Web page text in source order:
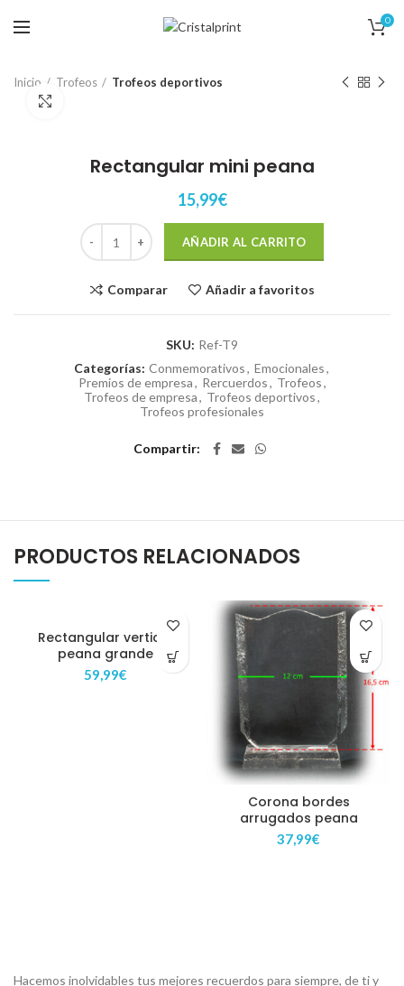
0
Inicio Trofeos
Trofeos deportivos
Rectangular mini peana
15,99€
Rectangular mini peana cantidad
AÑADIR AL CARRITO
Comparar Añadir a favoritos
SKU: Ref-T9
Categorías: Conmemorativos, Emocionales,
Premios de empresa, Rercuerdos, Trofeos,
Trofeos de empresa, Trofeos deportivos,
Trofeos profesionales
Compartir
PRODUCTOS RELACIONADOS
Rectangular vertical
peana grande
59,99€
Corona bordes
arrugados peana
37,99€
Hacemos inolvidables tus mejores recuerdos para siempre, de ti y